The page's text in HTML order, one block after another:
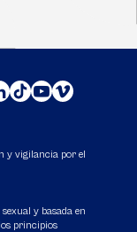
y vigilancia por el
y basada en
principios